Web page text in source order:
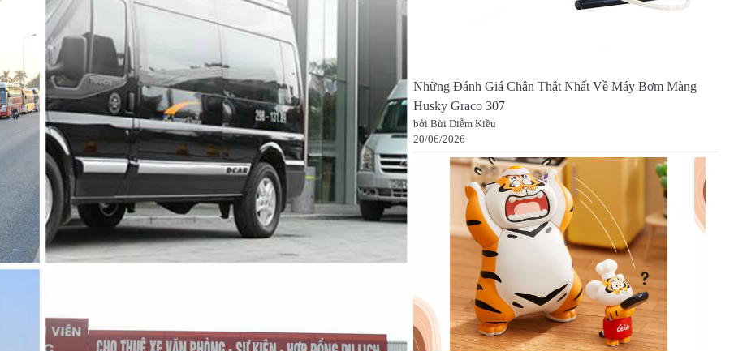
Những Đánh Giá Chân Thật Nhất Về Máy Bơm Màng
Husky Graco 307
bởi Bùi Diễm Kiều
20/06/2026